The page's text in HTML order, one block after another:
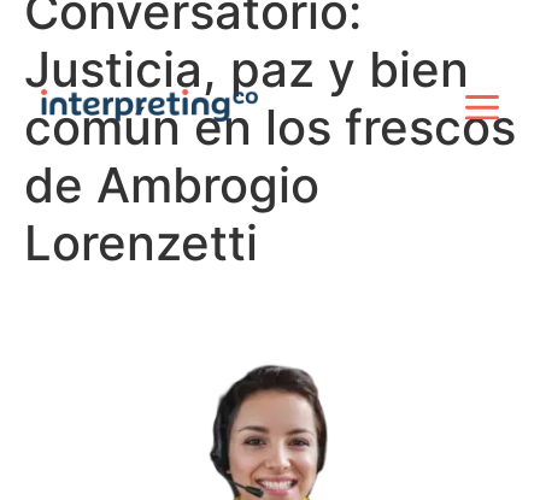
Justicia, paz y bien
común en los frescos
de Ambrogio
Lorenzetti